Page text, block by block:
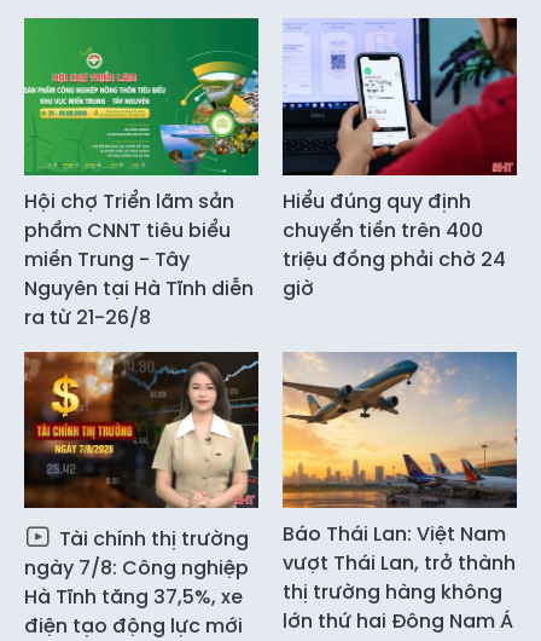
Hội chợ Triển lãm sản
phẩm CNNT tiêu biểu
miền Trung - Tây
Nguyên tại Hà Tĩnh diễn
ra từ 21-26/8
Hiểu đúng quy định
chuyển tiền trên 400
triệu đồng phải chờ 24
giờ
Tài chính thị trường
ngày 7/8: Công nghiệp
Hà Tĩnh tăng 37,5%, xe
điện tạo động lực mới
Báo Thái Lan: Việt Nam
vượt Thái Lan, trở thành
thị trường hàng không
lớn thứ hai Đông Nam Á